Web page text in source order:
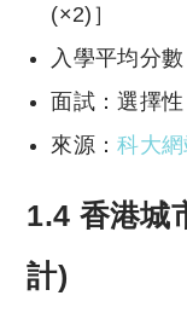
(×2)］
入學平均分
面試：選擇性
來源：科大
1.4 香港城
計)